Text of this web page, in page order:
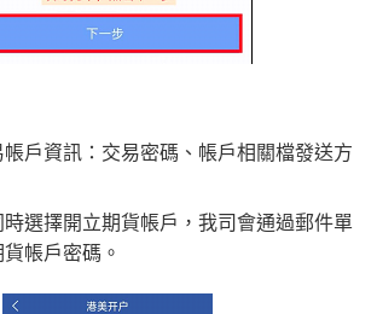
戶資訊：交易密碼、帳戶相關檔發送方
選擇開立期貨帳戶，我司會通過郵件單
帳戶密碼。